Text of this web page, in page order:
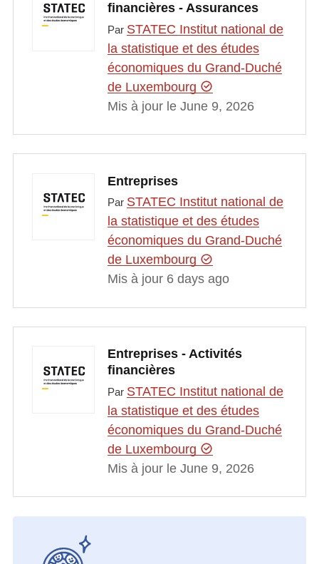
financières - Assurances
Par STATEC Institut national de
la statistique et des études
économiques du Grand-Duché
de Luxembourg
Mis à jour le June 9, 2026
Entreprises
Par STATEC Institut national de
la statistique et des études
économiques du Grand-Duché
de Luxembourg
Mis à jour 6 days ago
Entreprises - Activités
financières
Par STATEC Institut national de
la statistique et des études
économiques du Grand-Duché
de Luxembourg
Mis à jour le June 9, 2026